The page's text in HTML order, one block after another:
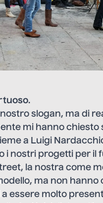
.
slogan, ma di
mi hanno chiesto
a Luigi
i nostri progetti per il
la nostra come
ma non
essere molto